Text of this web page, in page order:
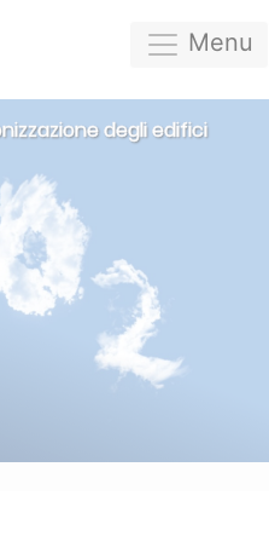
Menu
degli edifici